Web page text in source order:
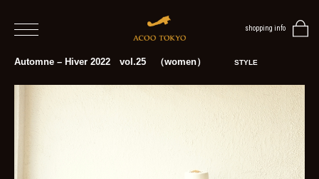
shopping info
home
Automne – Hiver 2022 vol.25 （women） STYLE